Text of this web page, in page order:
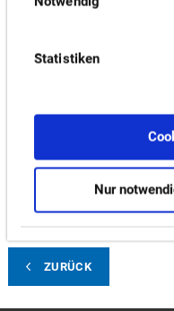
Statistiken
Nur
„Die Benelux-Staaten
wichtig, hier nah an den
neue lokale Ausrichtung
Optimierung unserer Pre-
Erfolg unserer Kunden
ZURÜCK